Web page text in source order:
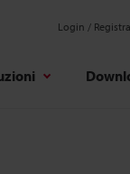
Login /